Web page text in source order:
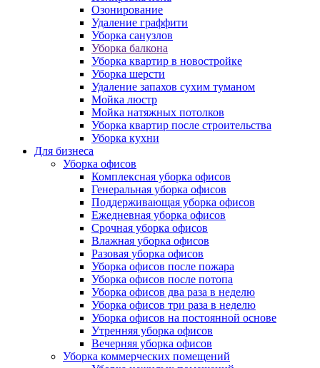
Озонирование
Удаление граффити
Уборка санузлов
Уборка балкона
Уборка квартир в новостройке
Уборка шерсти
Удаление запахов сухим туманом
Мойка люстр
Мойка натяжных потолков
Уборка квартир после строительства
Уборка кухни
Для бизнеса
Уборка офисов
Комплексная уборка офисов
Генеральная уборка офисов
Поддерживающая уборка офисов
Ежедневная уборка офисов
Срочная уборка офисов
Влажная уборка офисов
Разовая уборка офисов
Уборка офисов после пожара
Уборка офисов после потопа
Уборка офисов два раза в неделю
Уборка офисов три раза в неделю
Уборка офисов на постоянной основе
Утренняя уборка офисов
Вечерняя уборка офисов
Уборка коммерческих помещений